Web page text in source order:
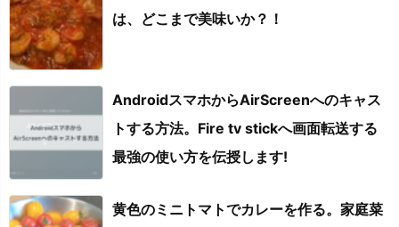
は、どこまで美味いか？！
AndroidスマホからAirScreenへのキャス
トする方法。Fire tv stickへ画面転送する
最強の使い方を伝授します!
黄色のミニトマトでカレーを作る。家庭菜